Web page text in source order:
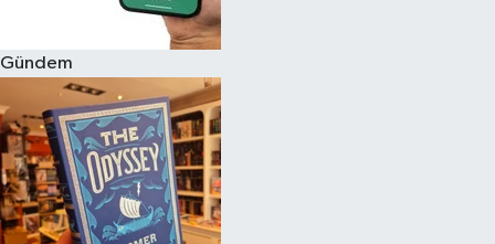
Gündem